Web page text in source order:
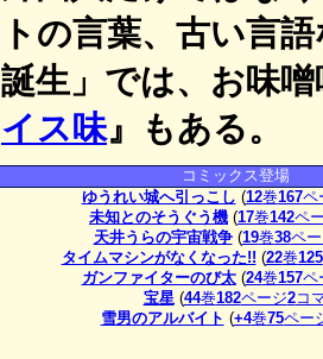
トの言葉、古い言
誕生」では、お味
イス味』もある。
コミックス登場
ゆうれい城へ引っこし (12巻167ペ
未知とのそうぐう機 (17巻142ペ
天井うらの宇宙戦争(19巻38ペ
タイムマシンがなくなった!! (22巻125
ガンファイターのび太(24巻157ペ
宝星(44巻182ページ2コ
雪男のアルバイト (+4巻75ペー